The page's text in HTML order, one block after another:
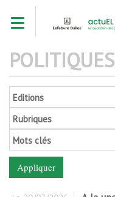
contenu
Editions
Rubriques
Mots clés